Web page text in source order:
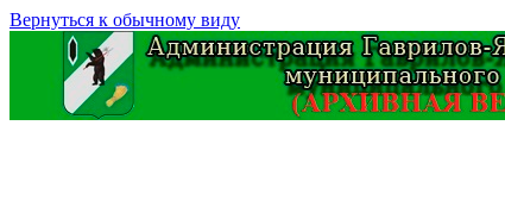
Вернуться к обычному виду